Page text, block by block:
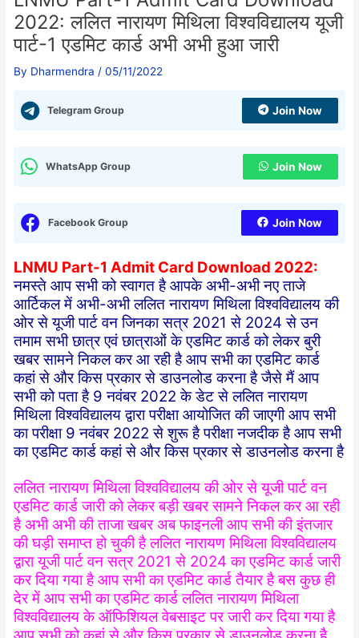
2022: ललित नारायण मिथिला विश्वविद्यालय यूजी
पार्ट-1 एडमिट कार्ड अभी अभी हुआ जारी
By Dharmendra /05/11/2022
Telegram Group Join Now
WhatsApp Group Join Now
Facebook Group Join Now
LNMU Part-1 Admit Card Download 2022:
नमस्ते आप सभी को स्वागत है आपके अभी-अभी नए ताजे
आर्टिकल में अभी-अभी ललित नारायण मिथिला विश्वविद्यालय की
ओर से यूजी पार्ट वन जिनका सत्र 2021 से 2024 से उन
तमाम सभी छात्र एवं छात्राओं के एडमिट कार्ड को लेकर बुरी
खबर सामने निकल कर आ रही है आप सभी का एडमिट कार्ड
कहां से और किस प्रकार से डाउनलोड करना है जैसे मैं आप
सभी को पता है 9 नवंबर 2022 के डेट से ललित नारायण
मिथिला विश्वविद्यालय द्वारा परीक्षा आयोजित की जाएगी आप सभी
का परीक्षा 9 नवंबर 2022 से शुरू है परीक्षा नजदीक है आप सभी
का एडमिट कार्ड कहां से और किस प्रकार से डाउनलोड करना है
ललित नारायण मिथिला विश्वविद्यालय की ओर से यूजी पार्ट वन
एडमिट कार्ड जारी को लेकर बड़ी खबर सामने निकल कर आ रही
है अभी अभी की ताजा खबर अब फाइनली आप सभी की इंतजार
की घड़ी समाप्त हो चुकी है ललित नारायण मिथिला विश्वविद्यालय
द्वारा यूजी पार्ट वन सत्र 2021 से 2024 का एडमिट कार्ड जारी
कर दिया गया है आप सभी का एडमिट कार्ड तैयार है बस कुछ ही
देर में आप सभी का एडमिट कार्ड ललित नारायण मिथिला
विश्वविद्यालय के ऑफिशियल वेबसाइट पर जारी कर दिया गया है